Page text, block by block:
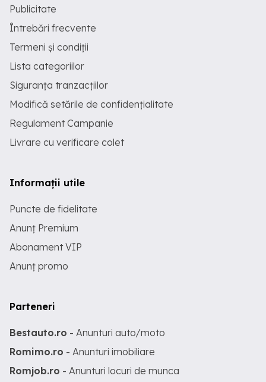
Publicitate
Întrebări frecvente
Termeni și condiții
Lista categoriilor
Siguranța tranzacțiilor
Modifică setările de confidențialitate
Regulament Campanie
Livrare cu verificare colet
Informații utile
Puncte de fidelitate
Anunț Premium
Abonament VIP
Anunț promo
Parteneri
Bestauto.ro - Anunturi auto/moto
Romimo.ro - Anunturi imobiliare
Romjob.ro - Anunturi locuri de munca